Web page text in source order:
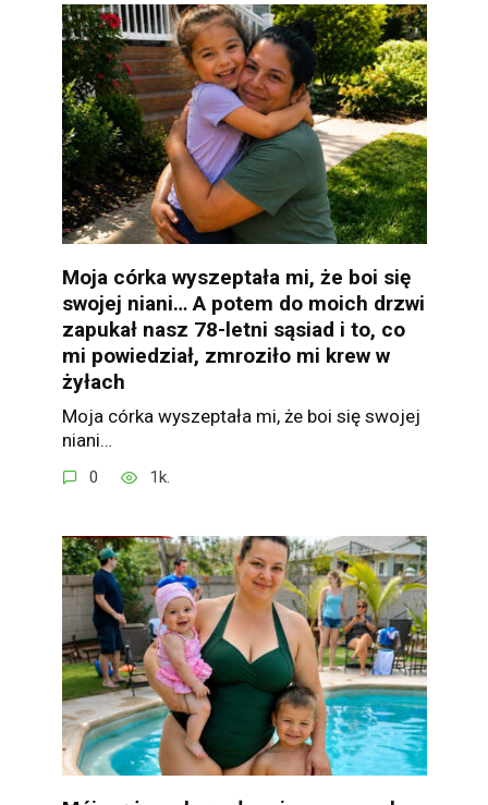
Moja córka wyszeptała mi, że boi się
swojej niani… A potem do moich drzwi
zapukał nasz 78-letni sąsiad i to, co
mi powiedział, zmroziło mi krew w
żyłach
Moja córka wyszeptała mi, że boi się swojej
niani…
0 1k.